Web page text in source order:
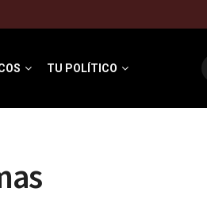
TU POLÍTICO